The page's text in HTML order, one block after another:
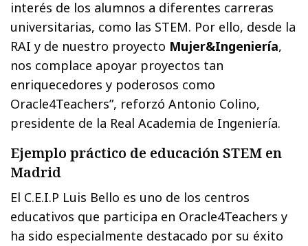
interés de los alumnos a diferentes carreras
universitarias, como las STEM. Por ello, desde la
RAI y de nuestro proyecto Mujer&Ingeniería,
nos complace apoyar proyectos tan
enriquecedores y poderosos como
Oracle4Teachers”, reforzó Antonio Colino,
presidente de la Real Academia de Ingeniería.
Ejemplo práctico de educación STEM en
Madrid
El C.E.I.P Luis Bello es uno de los centros
educativos que participa en Oracle4Teachers y
ha sido especialmente destacado por su éxito